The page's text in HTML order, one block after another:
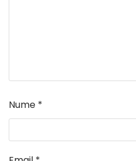
Nume *